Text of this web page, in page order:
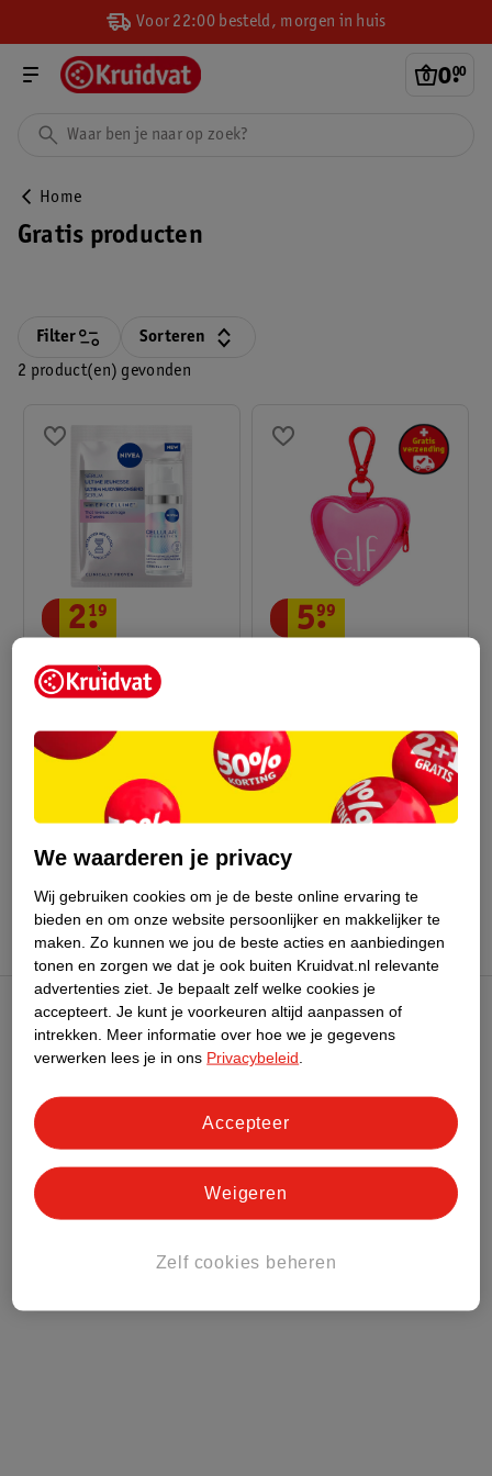
Voor 22:00 besteld, morgen in huis
0.
00
Home
Gratis producten
2 product(en) gevonden
Filter Sorteren
Epigenetics Ultiem
2.
19 5.
99
Niet op voorraad
Advies door Kruidvat
Kruidvat Club
Over Kruidvat
We waarderen je privacy
Wij gebruiken cookies om je de beste online ervaring te
bieden en om onze website persoonlijker en makkelijker te
maken. Zo kunnen we jou de beste acties en aanbiedingen
tonen en zorgen we dat je ook buiten Kruidvat.nl relevante
advertenties ziet. Je bepaalt zelf welke cookies je
accepteert. Je kunt je voorkeuren altijd aanpassen of
intrekken.
Meer informatie over hoe we je gegevens
verwerken lees je in ons Privacybeleid
Zelf cookies beheren
Weigeren
Accepteer